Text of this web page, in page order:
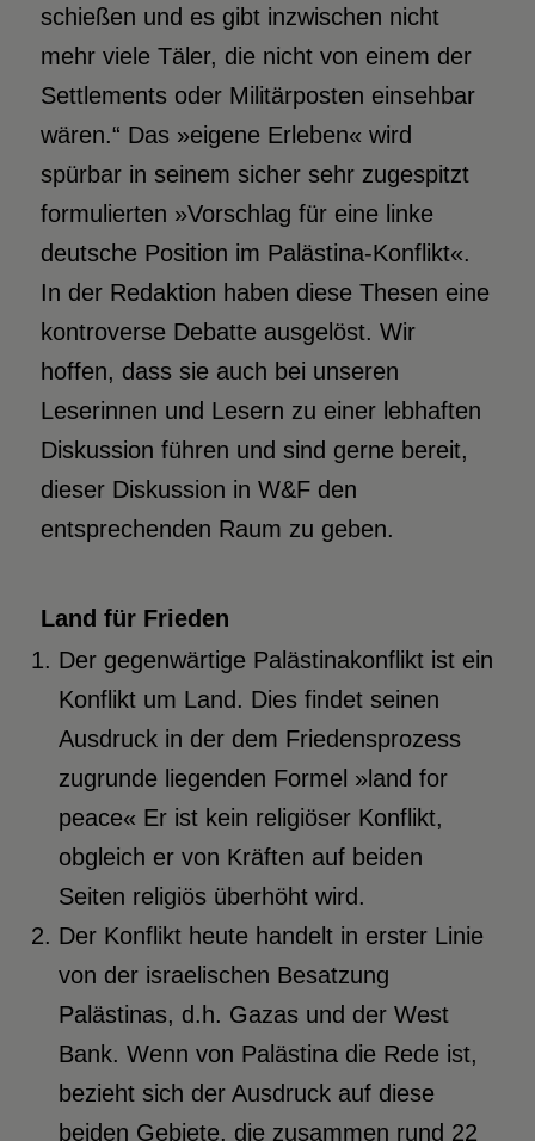
schießen und es gibt inzwischen nicht
mehr viele Täler, die nicht von einem der
Settlements oder Militärposten einsehbar
wären.“ Das »eigene Erleben« wird
spürbar in seinem sicher sehr zugespitzt
formulierten »Vorschlag für eine linke
deutsche Position im Palästina-Konflikt«.
In der Redaktion haben diese Thesen eine
kontroverse Debatte ausgelöst. Wir
hoffen, dass sie auch bei unseren
Leserinnen und Lesern zu einer lebhaften
Diskussion führen und sind gerne bereit,
dieser Diskussion in W&F den
entsprechenden Raum zu geben.
Land für Frieden
Der gegenwärtige Palästinakonflikt ist ein
Konflikt um Land. Dies findet seinen
Ausdruck in der dem Friedensprozess
zugrunde liegenden Formel »land for
peace« Er ist kein religiöser Konflikt,
obgleich er von Kräften auf beiden
Seiten religiös überhöht wird.
Der Konflikt heute handelt in erster Linie
von der israelischen Besatzung
Palästinas, d.h. Gazas und der West
Bank. Wenn von Palästina die Rede ist,
bezieht sich der Ausdruck auf diese
beiden Gebiete, die zusammen rund 22